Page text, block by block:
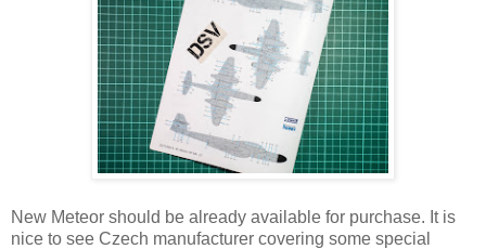
New Meteor should be already available for purchase. It is
nice to see Czech manufacturer covering some special